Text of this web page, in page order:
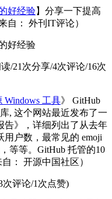
好经验】分享一下提高
来自： 外刊IT评论）
/21次分享/4次评论/16次
Windows 工具》 GitHub
, 这个网站最近发布了一
告》，详细列出了从去年
户数，最常见的 emoji
等等。GitHub 托管的10
： 开源中国社区）
次评论/1次点赞)